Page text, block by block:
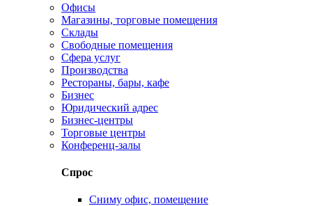
Офисы
Магазины, торговые помещения
Склады
Свободные помещения
Сфера услуг
Производства
Рестораны, бары, кафе
Бизнес
Юридический адрес
Бизнес-центры
Торговые центры
Конференц-залы
Спрос
Сниму офис, помещение